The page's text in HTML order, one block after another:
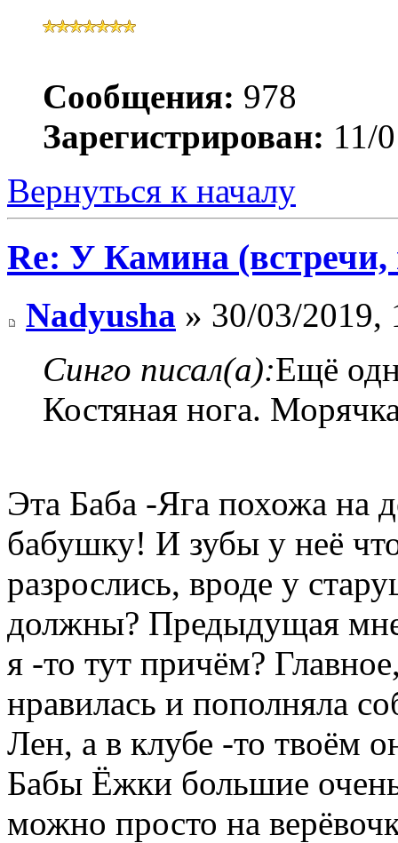
Сообщения: 978
Зарегистрирован: 11/
Вернуться к началу
Re: У Камина
Nadyusha » 30/03/2019,
Синго писал(а):Ещё
Костяная нога.
Эта Баба -Яга похожа на
бабушку! И зубы у неё
разрослись, вроде у
должны? Предыдущая
я -то тут причём?
нравилась и пополняла
Лен, а в клубе -то твоём
Бабы Ёжки большие
можно просто на